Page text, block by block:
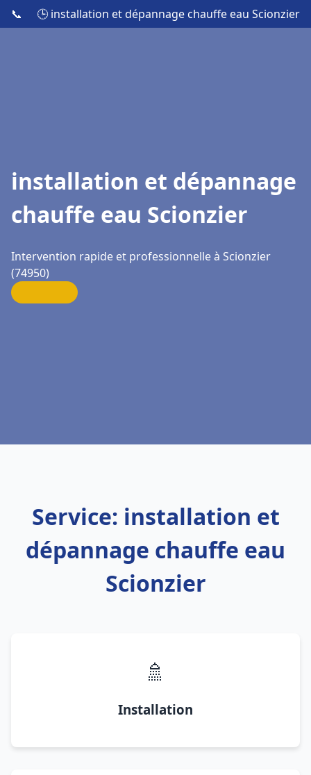
📞 🕒 installation et dépannage chauffe eau Scionzier
installation et dépannage
chauffe eau Scionzier
Intervention rapide et professionnelle à Scionzier
(74950)
Service: installation et
dépannage chauffe eau
Scionzier
🚿
Installation